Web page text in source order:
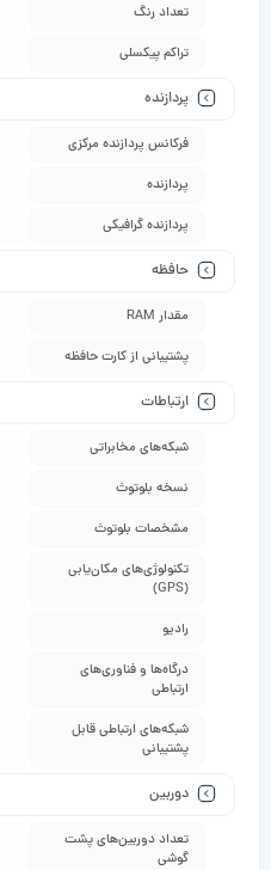
تعداد رنگ
تراکم پیکسلی
پردازنده
فرکانس پردازنده‌ مرکزی
پردازنده
پردازنده‌ گرافیکی
حافظه
مقدار RAM
پشتیبانی از کارت حافظه
ارتباطات
شبکه‌های مخابراتی
نسخه بلوتوث
مشخصات بلوتوث
تکنولوژی‌های مکان‌یابی
(GPS)
رادیو
درگاه‌ها و فناوری‌های
ارتباطی
شبکه‌های ارتباطی قابل
پشتیبانی
دوربین
تعداد دوربین‌های پشت
گوشی